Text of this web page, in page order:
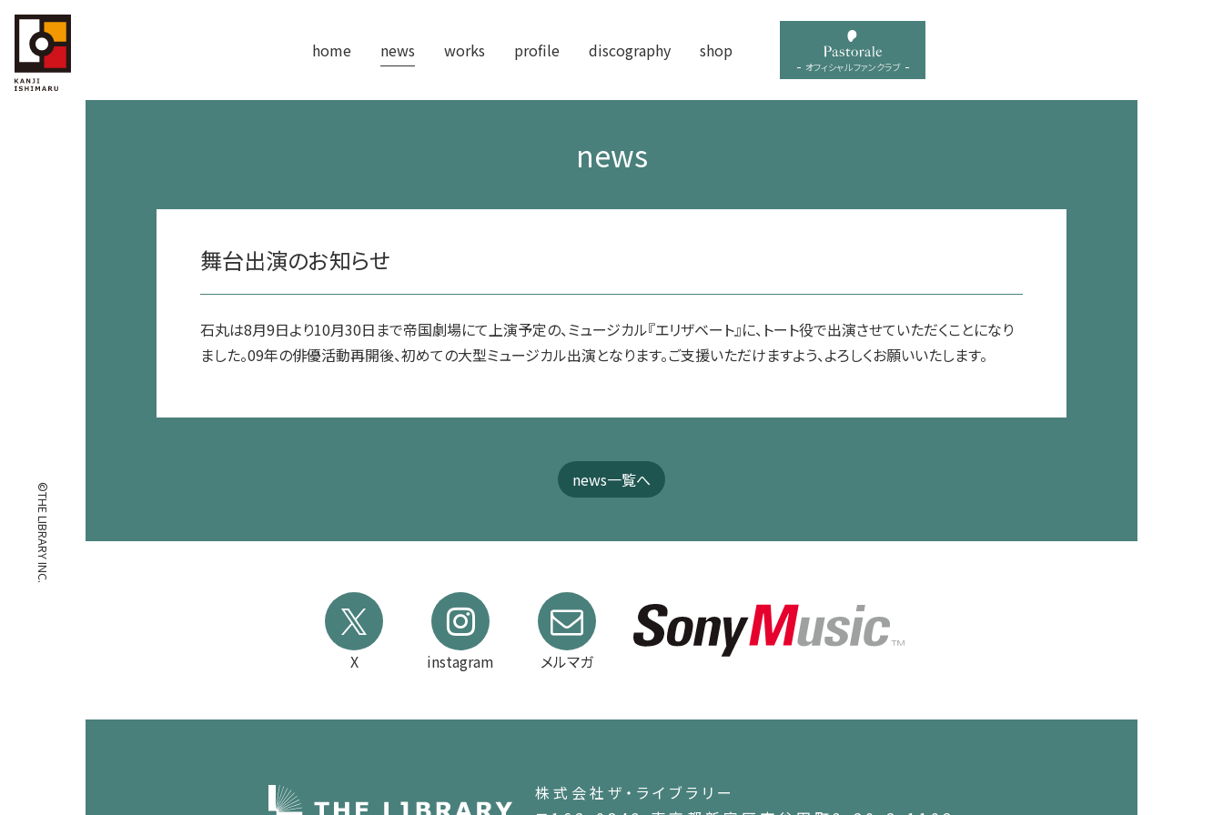
home news works profile discography shop
オフィシャル ファンクラブ
news
舞台出演のお知らせ
石丸は8月9日より10月30日まで帝国劇場にて上演予定の、ミュージカル『エリザベート』に、トート役で出演させていただくことになり
ました。09年の俳優活動再開後、初めての大型ミュージカル出演となります。ご支援いただけますよう、よろしくお願いいたします。
news一覧へ
X instagram メルマガ
株式会社ザ・ライブラリー
©THE LIBRARY INC.